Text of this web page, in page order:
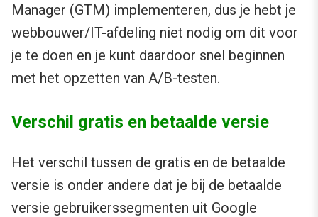
Manager (GTM) implementeren, dus je hebt je
webbouwer/IT-afdeling niet nodig om dit voor
je te doen en je kunt daardoor snel beginnen
met het opzetten van A/B-testen.
Verschil gratis en betaalde versie
Het verschil tussen de gratis en de betaalde
versie is onder andere dat je bij de betaalde
versie gebruikerssegmenten uit Google